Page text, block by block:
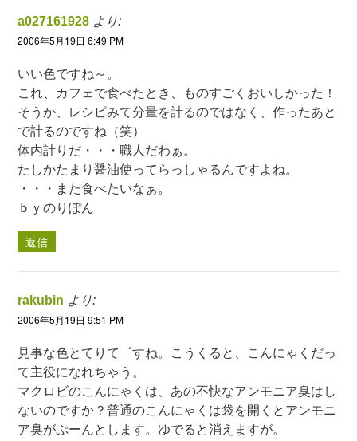
a027161928 より:
2006年5月19日 6:49 PM
いい色ですね～。
これ、カフェで食べたとき、ものすごくおいしかった！
そうか、レシピみて分量を計るのではなく、作ったあと
で計るのですね（笑）
体内計りだ・・・職人だわぁ。
たしかたまり醤油使ってらっしゃるんですよね。
・・・また食べたいなぁ。
ｂｙのりぽん
返信
rakubin より:
2006年5月19日 9:51 PM
見事な色とてりて゜すね。こうくると、こんにゃくだっ
て主役になれちゃう。
マクロビのこんにゃくは、あの不快なアンモニア臭はし
ないのですか？普通のこんにゃくは袋を開くとアンモニ
ア臭がぷーんとします。ゆでると消えますが。